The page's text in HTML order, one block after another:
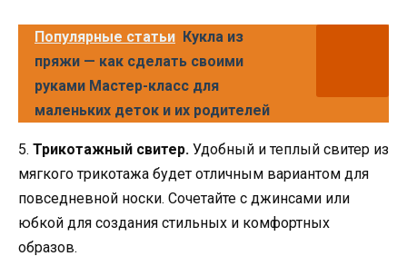
Популярные статьи Кукла из
пряжи — как сделать своими
руками Мастер-класс для
маленьких деток и их родителей
5. Трикотажный свитер. Удобный и теплый свитер из
мягкого трикотажа будет отличным вариантом для
повседневной носки. Сочетайте с джинсами или
юбкой для создания стильных и комфортных
образов.